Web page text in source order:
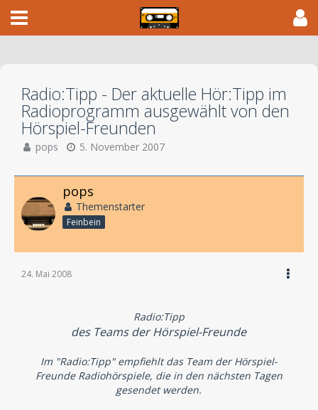
Radio:Tipp - Der aktuelle Hör:Tipp im
Radioprogramm ausgewählt von den
Hörspiel-Freunden
pops 5. November 2007
pops
Themenstarter
Feinbein
24. Mai 2008
Radio:Tipp
des Teams der Hörspiel-Freunde
Im "Radio:Tipp" empfiehlt das Team der Hörspiel-
Freunde Radiohörspiele, die in den nächsten Tagen
gesendet werden.